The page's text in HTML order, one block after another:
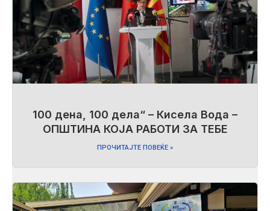
100 дена, 100 дела“ – Кисела Вода –
ОПШТИНА КОЈА РАБОТИ ЗА ТЕБЕ
ПРОЧИТАЈТЕ ПОВЕЌЕ »